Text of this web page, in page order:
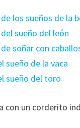
los sueños de la
sueño del león
soñar con
sueño de la vaca
sueño del toro
con un corderito